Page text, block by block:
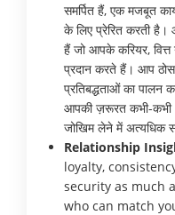
समर्पित हैं, एक मजबूत
के लिए प्रेरित करती
हैं जो आपके करियर, वित्त
प्रदान करते हैं। आप ठोस
प्रतिबद्धताओं का पालन
आपकी ज़रूरत कभी-कभी
जोखिम लेने में अत्यधिक
Relationship
loyalty,
security as much
who can match